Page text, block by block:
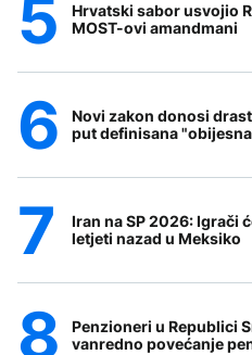
Hrvatski sabor usvojio
MOST-ovi amandmani
Novi zakon donosi
put definisana
Iran na SP 2026: Igrači
letjeti nazad u Meksiko
Penzioneri u Republici
vanredno povećanje